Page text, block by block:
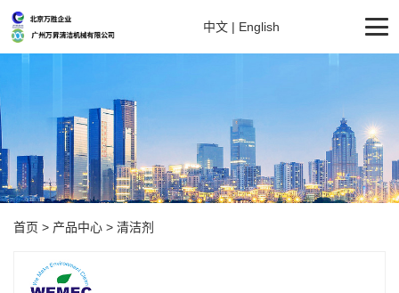
中文 | English
首页 > 产品中心 > 清洁剂